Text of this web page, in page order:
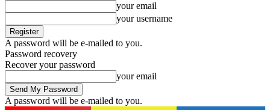
your email
your username
A password will be e-mailed to you.
Password recovery
Recover your password
your email
A password will be e-mailed to you.